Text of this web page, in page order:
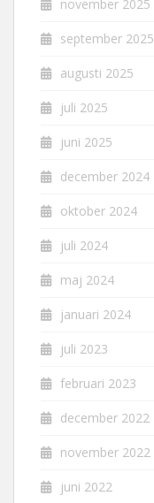
november 2025
september 2025
augusti 2025
juli 2025
juni 2025
december 2024
oktober 2024
juli 2024
maj 2024
januari 2024
juli 2023
februari 2023
december 2022
november 2022
juni 2022